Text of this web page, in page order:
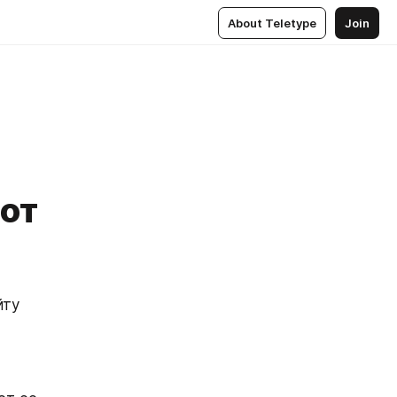
About Teletype Join